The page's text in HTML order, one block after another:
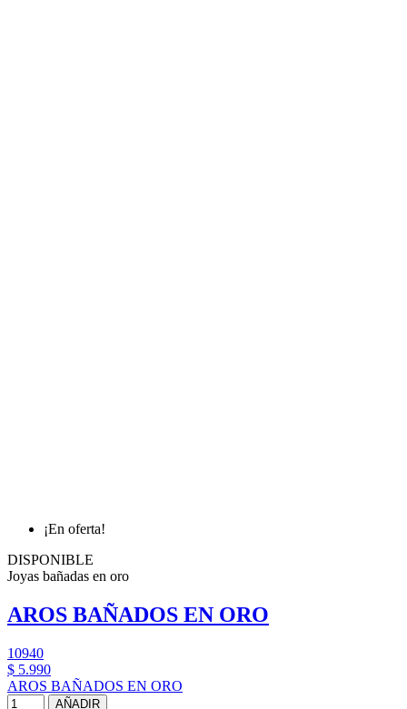
¡En oferta!
DISPONIBLE
Joyas bañadas en oro
AROS BAÑADOS EN ORO
10940
$ 5.990
AROS BAÑADOS EN ORO
AÑADIR